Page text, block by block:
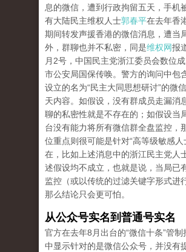
息的微信，遭到行政拘留五天，手机
有大陆民主维权人士郭春平在去年香
期间转发声援香港的微信消息，遭当
外，群聊也并不私密，同是维权网报
月2号，中国民主党浙江委员会数位
市公安局国保传唤。警方的询问中包
设立的名为“民主大同思想研讨”的微
天内容。如假设，没有群成员走漏消
聊的私密性就是不存在的；如假设当
台没有能力将所有微信群全盘监控，
位重点则很可能是针对“高等级敏感人
在，比如上述消息中的浙江民主党人
述假设均不成立，也就是说，当局已
监控（或以传统的过滤关键字形式进
那么结论只会更可怕。
从公众号实名到普通号实名
官方在去年8月出台的“微信十条”管制
中显示针对的是微信公众号，并没有